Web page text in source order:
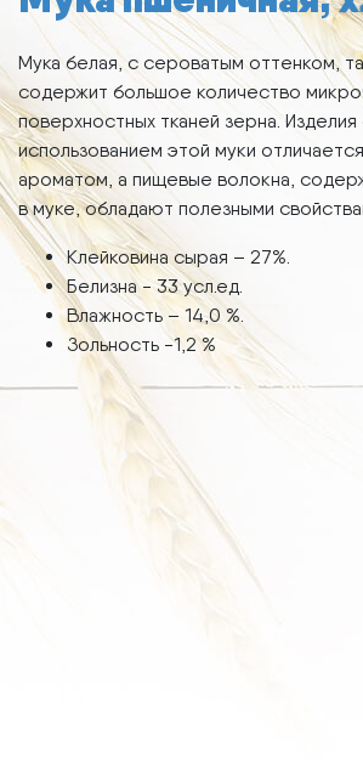
Мука белая, с сероватым оттенком,
содержит большое количество
поверхностных тканей зерна. Изделия
использованием этой муки
ароматом, а пищевые волокна,
в муке, обладают полезными
Клейковина сырая – 27%.
Белизна - 33 усл.ед.
Влажность – 14,0 %.
Зольность -1,2 %